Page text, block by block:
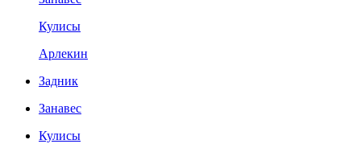
Кулисы
Арлекин
Задник
Занавес
Кулисы